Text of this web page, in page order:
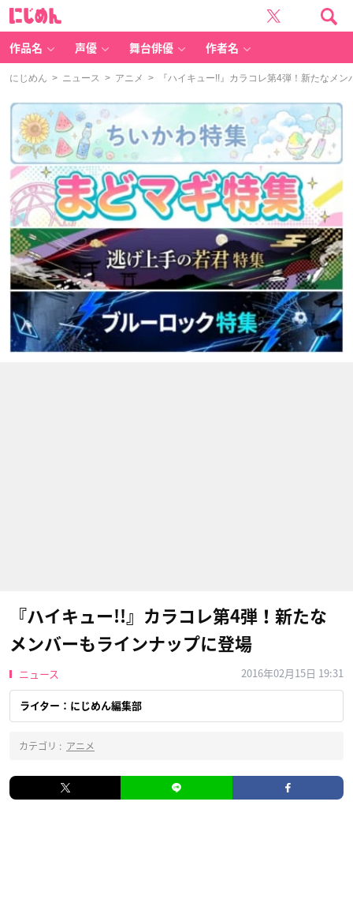
作品名 声優 舞台俳優 作者名
にじめん > ニュース > アニメ > 『ハイキュー!!』カラコレ第4弾！新たなメン
『ハイキュー!!』カラコレ第4弾！新たな
メンバーもラインナップに登場
ニュース 2016年02月15日 19:31
ライター：にじめん編集部
カテゴリ : アニメ